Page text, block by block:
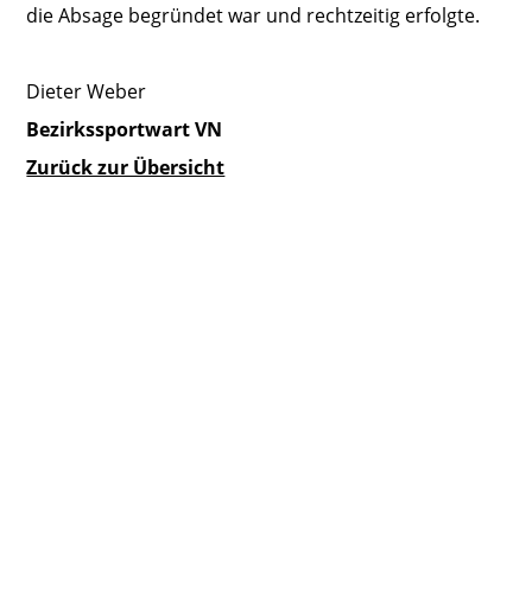
die Absage begründet war und rechtzeitig erfolgte.
Dieter Weber
Bezirkssportwart VN
Zurück zur Übersicht